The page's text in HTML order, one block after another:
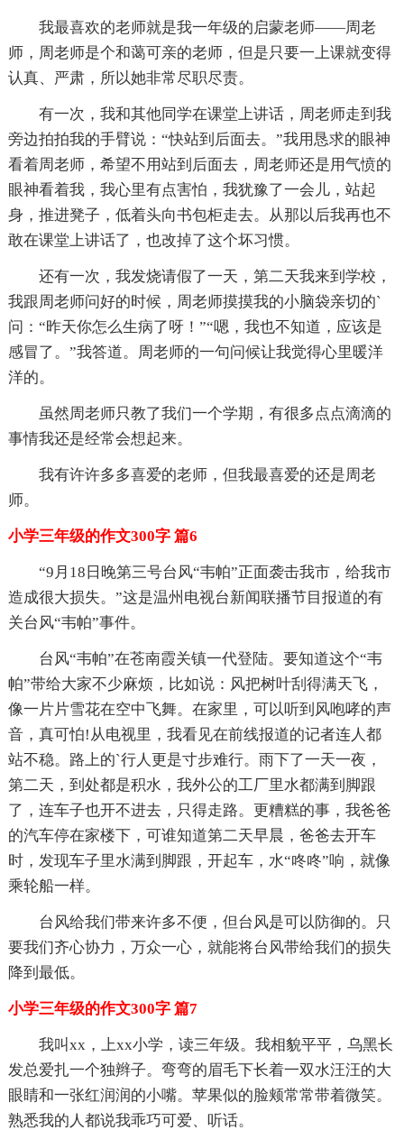
我最喜欢的老师就是我一年级的启蒙老师——周老
师，周老师是个和蔼可亲的老师，但是只要一上课就变得
认真、严肃，所以她非常尽职尽责。
有一次，我和其他同学在课堂上讲话，周老师走到我
旁边拍拍我的手臂说：“快站到后面去。”我用恳求的眼神
看着周老师，希望不用站到后面去，周老师还是用气愤的
眼神看着我，我心里有点害怕，我犹豫了一会儿，站起
身，推进凳子，低着头向书包柜走去。从那以后我再也不
敢在课堂上讲话了，也改掉了这个坏习惯。
还有一次，我发烧请假了一天，第二天我来到学校，
我跟周老师问好的时候，周老师摸摸我的小脑袋亲切的`
问：“昨天你怎么生病了呀！”“嗯，我也不知道，应该是
感冒了。”我答道。周老师的一句问候让我觉得心里暖洋
洋的。
虽然周老师只教了我们一个学期，有很多点点滴滴的
事情我还是经常会想起来。
我有许许多多喜爱的老师，但我最喜爱的还是周老
师。
小学三年级的作文300字 篇6
“9月18日晚第三号台风“韦帕”正面袭击我市，给我市
造成很大损失。”这是温州电视台新闻联播节目报道的有
关台风“韦帕”事件。
台风“韦帕”在苍南霞关镇一代登陆。要知道这个“韦
帕”带给大家不少麻烦，比如说：风把树叶刮得满天飞，
像一片片雪花在空中飞舞。在家里，可以听到风咆哮的声
音，真可怕!从电视里，我看见在前线报道的记者连人都
站不稳。路上的`行人更是寸步难行。雨下了一天一夜，
第二天，到处都是积水，我外公的工厂里水都满到脚跟
了，连车子也开不进去，只得走路。更糟糕的事，我爸爸
的汽车停在家楼下，可谁知道第二天早晨，爸爸去开车
时，发现车子里水满到脚跟，开起车，水“咚咚”响，就像
乘轮船一样。
台风给我们带来许多不便，但台风是可以防御的。只
要我们齐心协力，万众一心，就能将台风带给我们的损失
降到最低。
小学三年级的作文300字 篇7
我叫xx，上xx小学，读三年级。我相貌平平，乌黑长
发总爱扎一个独辫子。弯弯的眉毛下长着一双水汪汪的大
眼睛和一张红润润的小嘴。苹果似的脸颊常常带着微笑。
熟悉我的人都说我乖巧可爱、听话。